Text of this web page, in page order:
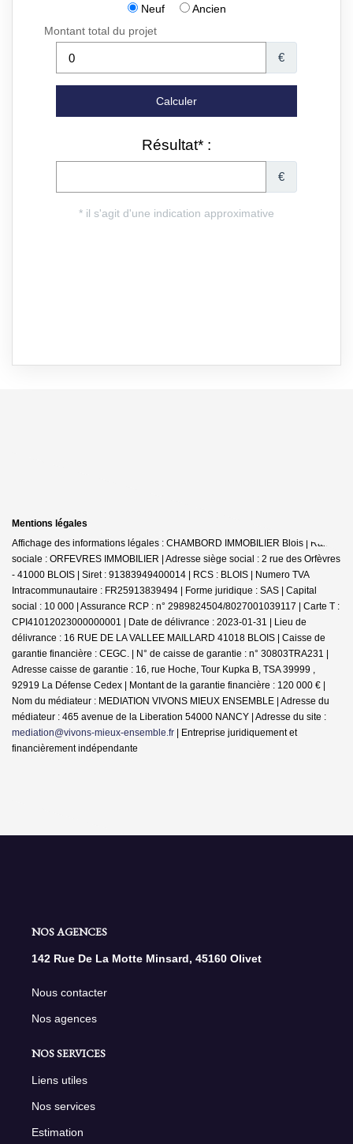
Mentions légales
Affichage des informations légales : CHAMBORD IMMOBILIER Blois | Raison
sociale : ORFEVRES IMMOBILIER | Adresse siège social : 2 rue des Orfèvres
- 41000 BLOIS | Siret : 91383949400014 | RCS : BLOIS | Numero TVA
Intracommunautaire : FR25913839494 | Forme juridique : SAS | Capital
social : 10 000 | Assurance RCP : n° 2989824504/8027001039117 | Carte T :
CPI41012023000000001 | Date de délivrance : 2023-01-31 | Lieu de
délivrance : 16 RUE DE LA VALLEE MAILLARD 41018 BLOIS | Caisse de
garantie financière : CEGC. | N° de caisse de garantie : n° 30803TRA231 |
Adresse caisse de garantie : 16, rue Hoche, Tour Kupka B, TSA 39999 ,
92919 La Défense Cedex | Montant de la garantie financière : 120 000 € |
Nom du médiateur : MEDIATION VIVONS MIEUX ENSEMBLE | Adresse du
médiateur : 465 avenue de la Liberation 54000 NANCY | Adresse du site :
mediation@vivons-mieux-ensemble.fr | Entreprise juridiquement et
financièrement indépendante
NOS AGENCES
142 Rue De La Motte Minsard, 45160 Olivet
Nous contacter
Nos agences
NOS SERVICES
Liens utiles
Nos services
Estimation